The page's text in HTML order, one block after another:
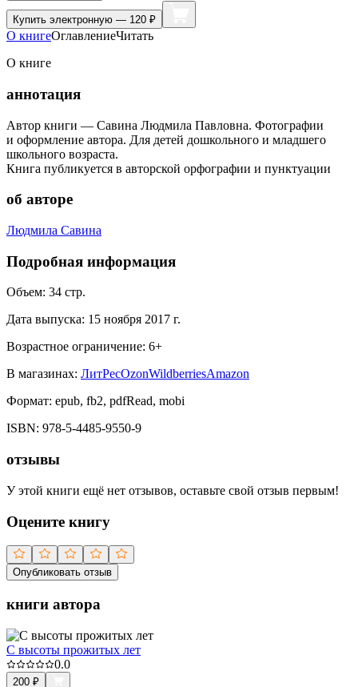
Купить электронную — 120 ₽
О книгеОглавлениеЧитать
О книге
аннотация
Автор книги — Савина Людмила Павловна. Фотографии
и оформление автора. Для детей дошкольного и младшего
школьного возраста.
Книга публикуется в авторской орфографии и пунктуации
об авторе
Людмила Савина
Подробная информация
Объем: 34 стр.
Дата выпуска: 15 ноября 2017 г.
Возрастное ограничение: 6+
В магазинах: ЛитРесOzonWildberriesAmazon
Формат: epub, fb2, pdfRead, mobi
ISBN: 978-5-4485-9550-9
отзывы
У этой книги ещё нет отзывов, оставьте свой отзыв первым!
Оцените книгу
Опубликовать отзыв
книги автора
С высоты прожитых лет
0.0
200 ₽